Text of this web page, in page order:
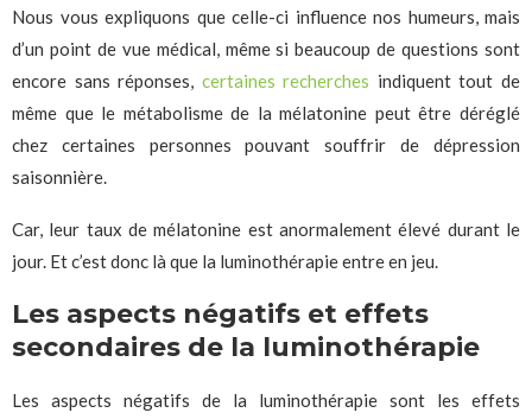
Nous vous expliquons que celle-ci influence nos humeurs, mais
d’un point de vue médical, même si beaucoup de questions sont
encore sans réponses, certaines recherches indiquent tout de
même que le métabolisme de la mélatonine peut être déréglé
chez certaines personnes pouvant souffrir de dépression
saisonnière.
Car, leur taux de mélatonine est anormalement élevé durant le
jour. Et c’est donc là que la luminothérapie entre en jeu.
Les aspects négatifs et effets
secondaires de la luminothérapie
Les aspects négatifs de la luminothérapie sont les effets